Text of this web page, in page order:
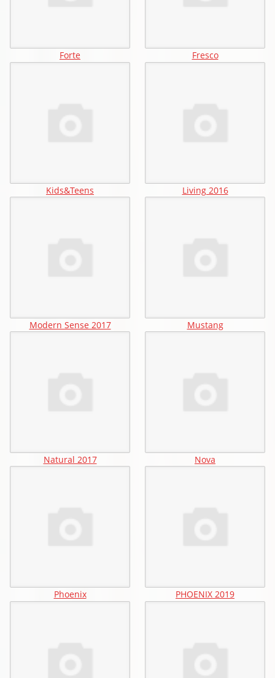
Forte Fresco
Kids&Teens Living 2016
Modern Sense 2017 Mustang
Natural 2017 Nova
Phoenix PHOENIX 2019